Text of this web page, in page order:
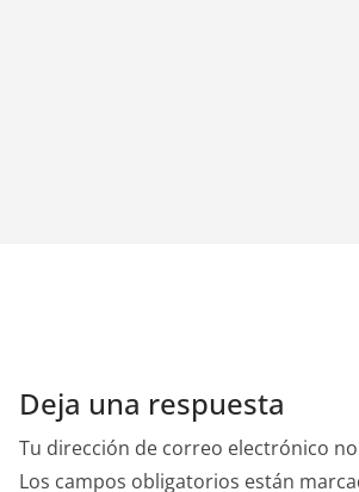
Deja una respuesta
Tu dirección de correo electrónico
Los campos obligatorios están